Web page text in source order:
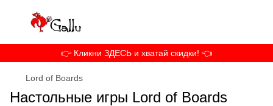
👉 Кликни ЗДЕСЬ и хватай скидки! 👈
Lord of Boards
Настольные игры Lord of Boards